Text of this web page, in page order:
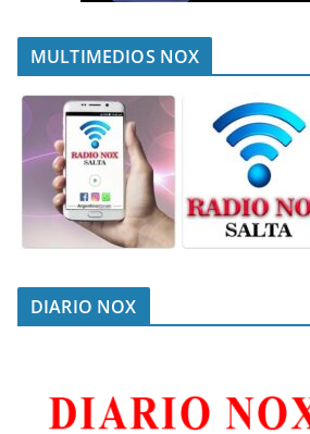
MULTIMEDIOS NOX
DIARIO NOX